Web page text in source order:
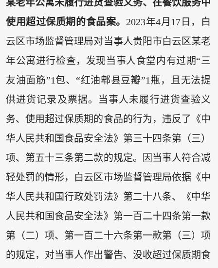
某老年公寓未履行进货查验义务、在餐饮服务中
使用超过保质期的食品案。 2023年4月17日，白
云区市场监督管理局对当事人贵阳市白云区某老
年公寓进行检查，发现当事人食堂内有过期“三
友油面筋”1包、“红油郫县豆瓣”1瓶，且无法提
供进货记录及票据。当事人未履行进货查验义
务、使用超过保质期的食品的行为，违反了《中
华人民共和国食品安全法》第三十四条第（三）
项、第五十三条第二款的规定。因当事人符合减
轻处罚的情形，白云区市场监督管理局依据《中
华人民共和国行政处罚法》第二十八条、《中华
人民共和国食品安全法》第一百二十四条第一款
第（二）项、第一百二十六条第一款第（三）项
的规定，对当事人作出警告、没收超过保质期食